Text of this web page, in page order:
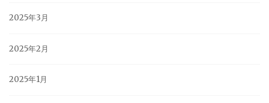
2025年3月
2025年2月
2025年1月